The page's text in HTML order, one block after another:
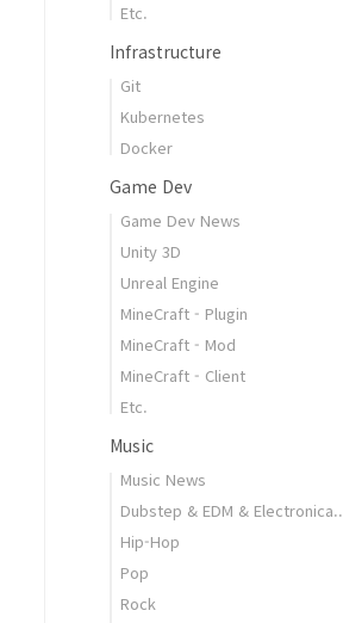
Etc.
Infrastructure
Git
Kubernetes
Docker
Game Dev
Game Dev News
Unity 3D
Unreal Engine
MineCraft - Plugin
MineCraft - Mod
MineCraft - Client
Etc.
Music
Music News
Dubstep & EDM & Electronica..
Hip-Hop
Pop
Rock